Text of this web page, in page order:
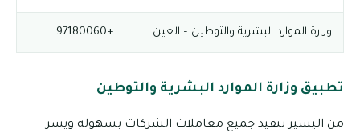
وزارة الموارد البشرية والتوطين – العين +97180060
تطبيق وزارة الموارد البشرية والتوطين
من اليسير تنفيذ جميع معاملات الشركات بسهولة ويسر